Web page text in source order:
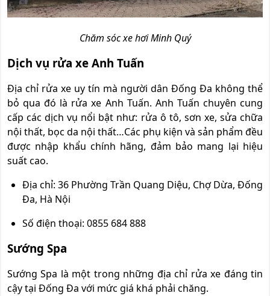
Chăm sóc xe hơi Minh Quý
Dịch vụ rửa xe Anh Tuấn
Địa chỉ rửa xe uy tín mà người dân Đống Đa không thể
bỏ qua đó là rửa xe Anh Tuấn. Anh Tuấn chuyên cung
cấp các dịch vụ nổi bật như: rửa ô tô, sơn xe, sửa chữa
nội thất, bọc da nội thất…Các phụ kiện và sản phẩm đều
được nhập khẩu chính hãng, đảm bảo mang lại hiệu
suất cao.
Địa chỉ: 36 Phường Trần Quang Diệu, Chợ Dừa, Đống
Đa, Hà Nội
Số điện thoại: 0855 684 888
Sướng Spa
Sướng Spa là một trong những địa chỉ rửa xe đáng tin
cậy tại Đống Đa với mức giá khá phải chăng.